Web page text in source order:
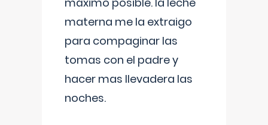
materna me la extraigo
para compaginar las
tomas con el padre y
hacer mas llevadera las
noches.